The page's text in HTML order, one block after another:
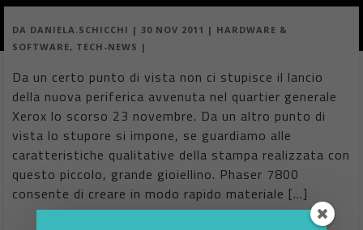
DA DANIELA.SCHICCHI | 30 NOV 2011 | HARDWARE &
SOFTWARE, TECH-NEWS |
Da un certo punto di vista non ci stupisce il lancio
della nuova periferica avvenuta nel quartier generale
Xerox lo scorso 23 novembre. Da un altro punto di
vista lo stupore si impone, se guardiamo alle
caratteristiche qualitative della stampa realizzata con
questo piccolo, grande gioiellino. Phaser 7800
consente di creare in modo rapido materiale […]